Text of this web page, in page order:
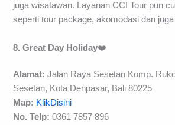
juga wisatawan. Layanan CCI Tour pun
seperti tour package, akomodasi dan
8. Great Day Holiday❤️
Alamat: Jalan Raya Sesetan Komp.
Sesetan, Kota Denpasar, Bali 80225
Map: KlikDisini
No. Telp: 0361 7857 896